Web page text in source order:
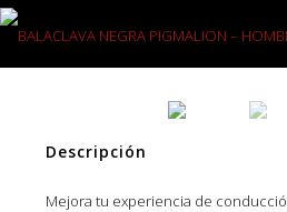
Descripción
Mejora tu experiencia de